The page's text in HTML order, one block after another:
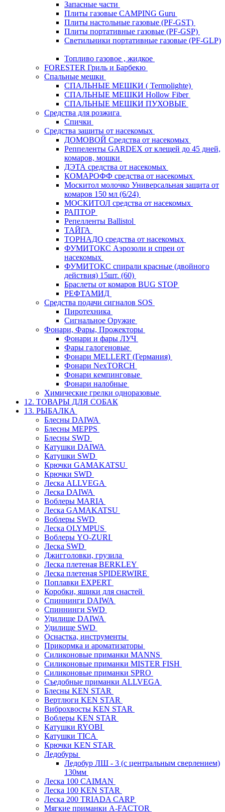
Запасные части
Плиты газовые CAMPING Guru
Плиты настольные газовые (PF-GST)
Плиты портативные газовые (PF-GSP)
Светильники портативные газовые (PF-GLP)
Топливо газовое , жидкое
FORESTER Гриль и Барбекю
Спальные мешки
СПАЛЬНЫЕ МЕШКИ ( Termolighte)
СПАЛЬНЫЕ МЕШКИ Hollow Fiber
СПАЛЬНЫЕ МЕШКИ ПУХОВЫЕ
Средства для розжига
Спички
Средства защиты от насекомых
ДОМОВОЙ Средства от насекомых
Реппеленты GARDEX от клещей до 45 дней,
комаров, мошки
ДЭТА средства от насекомых
КОМАРОФФ средства от насекомых
Москитол молочко Универсальная защита от
комаров 150 мл (6/24)
МОСКИТОЛ средства от насекомых
РАПТОР
Репелленты Ballistol
ТАЙГА
ТОРНАДО средства от насекомых
ФУМИТОКС Аэрозоли и спреи от
насекомых
ФУМИТОКС спирали красные (двойного
действия) 15шт. (60)
Браслеты от комаров BUG STOP
РЕФТАМИД
Средства подачи сигналов SOS
Пиротехника
Сигнальное Оружие
Фонари, Фары, Прожекторы
Фонари и фары ЛУЧ
Фары галогеновые
Фонари MELLERT (Германия)
Фонари NexTORCH
Фонари кемпинговые
Фонари налобные
Химические грелки одноразовые
12. ТОВАРЫ ДЛЯ СОБАК
13. РЫБАЛКА
Блесны DAIWA
Блесны MEPPS
Блесны SWD
Катушки DAIWA
Катушки SWD
Крючки GAMAKATSU
Крючки SWD
Леска ALLVEGA
Леска DAIWA
Воблеры MARIA
Леска GAMAKATSU
Воблеры SWD
Леска OLYMPUS
Воблеры YO-ZURI
Леска SWD
Джигголовки, грузила
Леска плетеная BERKLEY
Леска плетеная SPIDERWIRE
Поплавки EXPERT
Коробки, ящики для снастей
Спиннинги DAIWA
Спиннинги SWD
Удилище DAIWA
Удилище SWD
Оснастка, инструменты
Прикормка и ароматизаторы
Силиконовые приманки MANNS
Силиконовые приманки MISTER FISH
Силиконовые приманки SPRO
Съедобные приманки ALLVEGA
Блесны KEN STAR
Вертлюги KEN STAR
Виброхвосты KEN STAR
Воблеры KEN STAR
Катушки RYOBI
Катушки TICA
Крючки KEN STAR
Ледобуры
Ледобур ЛШ - 3 (с центральным сверлением)
130мм
Леска 100 CAIMAN
Леска 100 KEN STAR
Леска 200 TRIADA CARP
Мягкие приманки A-FACTOR